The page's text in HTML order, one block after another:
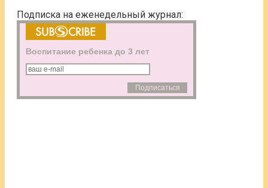
Подписка на еженедельный журнал:
Воспитание ребенка до 3 лет